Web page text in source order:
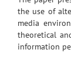
the use of
media
theoretical
information